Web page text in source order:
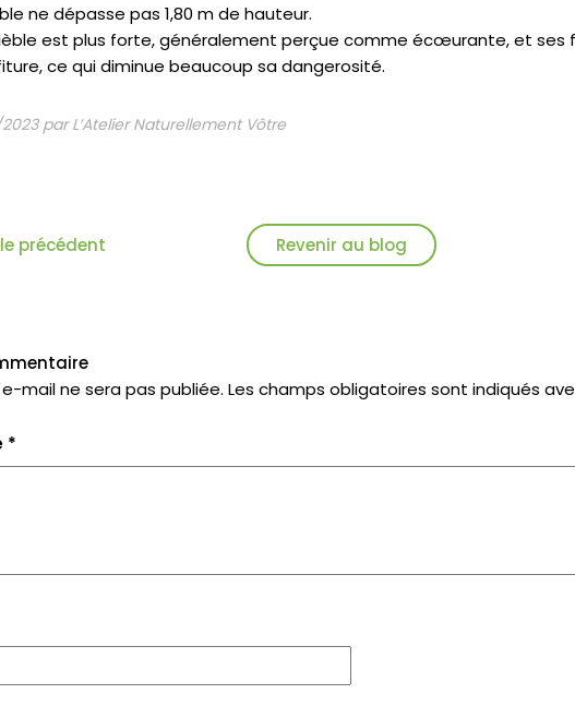
ne dépasse pas 1,80 m de hauteur.
est plus forte, généralement perçue comme écœurante, et
ce qui diminue beaucoup sa dangerosité.
par L’Atelier Naturellement Vôtre
précédent Revenir au blog
mail ne sera pas publiée. Les champs obligatoires sont indiqués
*